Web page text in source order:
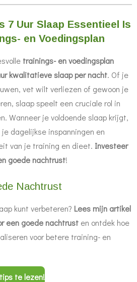
7 Uur Slaap Essentieel Is
en Voedingsplan
trainings- en voedingsplan
kwalitatieve slaap per nacht. Of je
vet wilt verliezen of gewoon je
slaap speelt een cruciale rol in
Wanneer je voldoende slaap krijgt,
dagelijkse inspanningen en
van je training en dieet. Investeer
goede nachtrust!
Nachtrust
kunt verbeteren? Lees mijn artikel
een goede nachtrust en ontdek hoe
voor betere training- en
te lezen!